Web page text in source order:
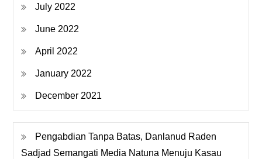
July 2022
June 2022
April 2022
January 2022
December 2021
Pengabdian Tanpa Batas, Danlanud Raden
Sadjad Semangati Media Natuna Menuju Kasau